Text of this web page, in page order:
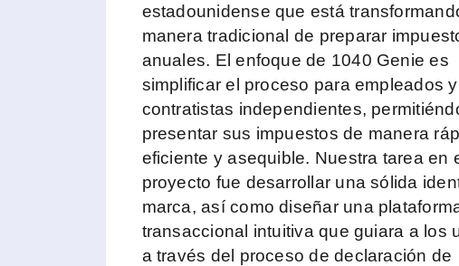
estadounidense que está
manera tradicional de preparar
anuales. El enfoque de 1040 Genie es
simplificar el proceso para empleados y
contratistas independientes,
presentar sus impuestos de manera
eficiente y asequible. Nuestra tarea en
proyecto fue desarrollar una sólida
marca, así como diseñar una
transaccional intuitiva que guiara a los
a través del proceso de declaración de